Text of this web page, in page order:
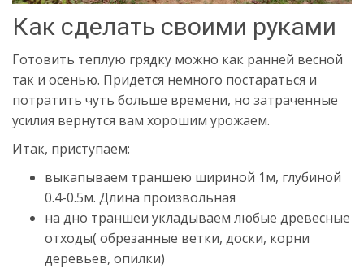
Как сделать своими руками
Готовить теплую грядку можно как ранней весной
так и осенью. Придется немного постараться и
потратить чуть больше времени, но затраченные
усилия вернутся вам хорошим урожаем.
Итак, приступаем:
выкапываем траншею шириной 1м, глубиной
0.4-0.5м. Длина произвольная
на дно траншеи укладываем любые древесные
отходы( обрезанные ветки, доски, корни
деревьев, опилки)